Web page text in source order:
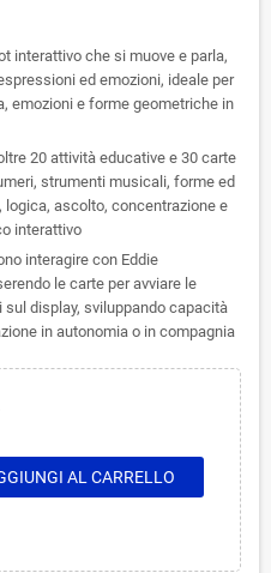
interattivo che si muove e parla,
ed emozioni, ideale per
emozioni e forme geometriche in
20 attività educative e 30 carte
strumenti musicali, forme ed
ascolto, concentrazione e
interattivo
interagire con Eddie
le carte per avviare le
display, sviluppando capacità
in autonomia o in compagnia
AL CARRELLO